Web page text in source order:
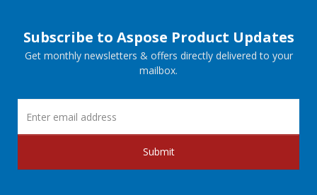
Subscribe to Aspose Product Updates
Get monthly newsletters & offers directly delivered to your
mailbox.
Submit